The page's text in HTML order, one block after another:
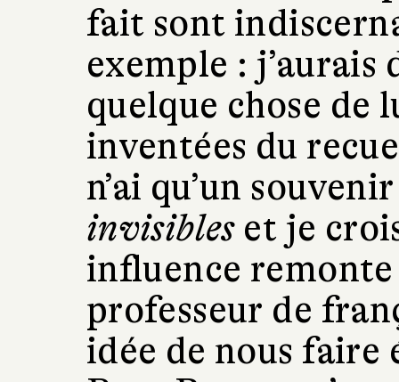
fait sont
exemple : j’aurais
quelque chose de
inventées du
n’ai qu’un
invisibleset je
influence remonte
professeur de
idée de nous